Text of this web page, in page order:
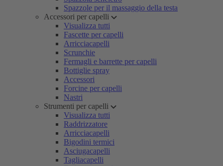
Spazzole per il massaggio della testa
Accessori per capelli
Visualizza tutti
Fascette per capelli
Arricciacapelli
Scrunchie
Fermagli e barrette per capelli
Bottiglie spray
Accessori
Forcine per capelli
Nastri
Strumenti per capelli
Visualizza tutti
Raddrizzatore
Arricciacapelli
Bigodini termici
Asciugacapelli
Tagliacapelli